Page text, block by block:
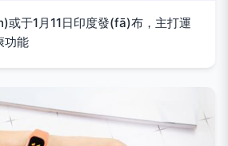
或于1月11日印度發(fā)布，主打運
功能